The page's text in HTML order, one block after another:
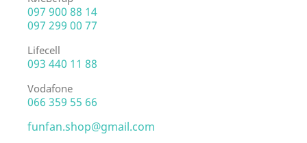
097 900 88 14
097 299 00 77
Lifecell
093 440 11 88
Vodafone
066 359 55 66
funfan.shop@gmail.com